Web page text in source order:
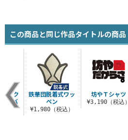
この商品と同じ作品タイトルの商品
坊やＴシャツ
¥3,190（税込）
ンク
トバ
鉄華団脱着式ワッ
ペン
¥1,980（税込）